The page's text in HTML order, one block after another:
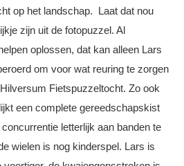
op het landschap. Laat dat nou
zijn uit de fotopuzzel. Al
oplossen, dat kan alleen Lars
om voor wat reuring te zorgen
Fietspuzzeltocht. Zo ook
een complete gereedschapskist
letterlijk aan banden te
wielen is nog kinderspel. Lars is